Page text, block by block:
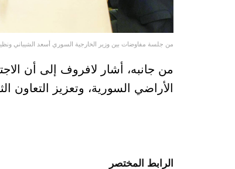
من جلسة مفاوضات بين وزير الخارجية السوري أسعد الشيباني
من جانبه، أشار لافروف إلى أن
الأراضي السورية، وتعزيز التعاون
الرابط المختصر